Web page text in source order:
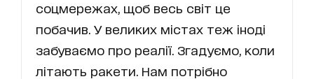
соцмережах, щоб весь світ це
побачив. У великих містах теж іноді
забуваємо про реалії. Згадуємо, коли
літають ракети. Нам потрібно